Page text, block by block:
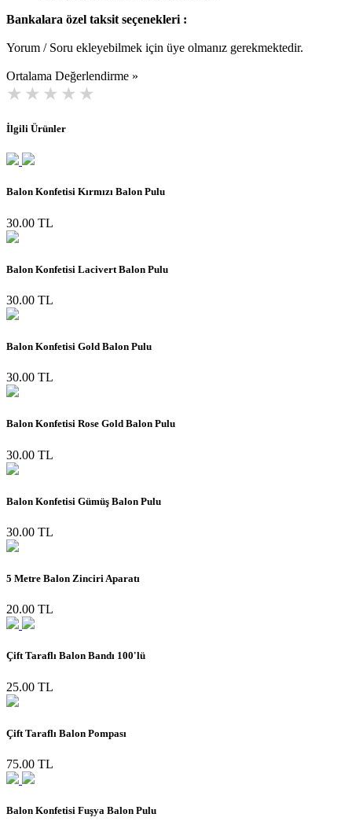
Bankalara özel taksit seçenekleri :
Yorum / Soru ekleyebilmek için üye olmanız gerekmektedir.
Ortalama Değerlendirme »
İlgili Ürünler
Balon Konfetisi Kırmızı Balon Pulu
30.00 TL
Balon Konfetisi Lacivert Balon Pulu
30.00 TL
Balon Konfetisi Gold Balon Pulu
30.00 TL
Balon Konfetisi Rose Gold Balon Pulu
30.00 TL
Balon Konfetisi Gümüş Balon Pulu
30.00 TL
5 Metre Balon Zinciri Aparatı
20.00 TL
Çift Taraflı Balon Bandı 100'lü
25.00 TL
Çift Taraflı Balon Pompası
75.00 TL
Balon Konfetisi Fuşya Balon Pulu